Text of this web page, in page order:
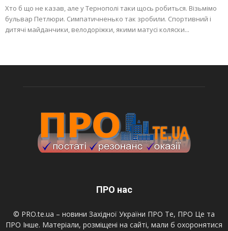
Хто б що не казав, але у Тернополі таки щось робиться. Візьмімо
бульвар Петлюри. Симпатичненько так зробили. Спортивний і
дитячі майданчики, велодоріжки, якими матусі коляски...
ПРО нас
© PRO.te.ua – новини Західної України ПРО Те, ПРО Це та
ПРО Інше. Матеріали, розміщені на сайті, мали б охоронятися